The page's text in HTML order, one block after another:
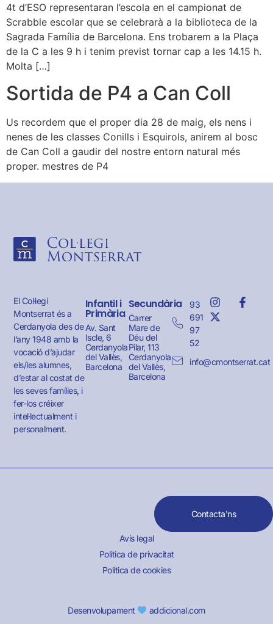
4t d’ESO representaran l’escola en el campionat de
Scrabble escolar que se celebrarà a la biblioteca de la
Sagrada Família de Barcelona. Ens trobarem a la Plaça
de la C a les 9 h i tenim previst tornar cap a les 14.15 h.
Molta […]
Sortida de P4 a Can Coll
Us recordem que el proper dia 28 de maig, els nens i
nenes de les classes Conills i Esquirols, anirem al bosc
de Can Coll a gaudir del nostre entorn natural més
proper. mestres de P4
El Col·legi
Montserrat és a
Cerdanyola des de
l’any 1948 amb la
vocació d’ajudar
els/les alumnes,
d’estar al costat de
les seves famílies, i
fer-los créixer
intel·lectualment i
personalment.
Infantil i
Primària
Av. Sant
Iscle, 6
Cerdanyola
del Vallès,
Barcelona
Secundària
Carrer
Mare de
Déu del
Pilar, 113
Cerdanyola
del Vallès,
Barcelona
93
691
97
52
info@cmontserrat.cat
Contacta'ns
Avís legal
Política de privacitat
Política de cookies
Desenvolupament addicional.com